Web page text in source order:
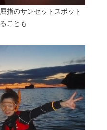
指のサンセットスポット
ことも